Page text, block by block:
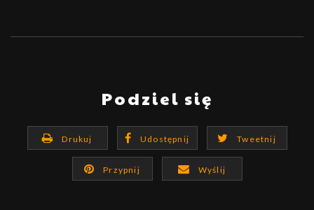
Podziel się
Drukuj Udostępnij Tweetnij
Przypnij Wyślij